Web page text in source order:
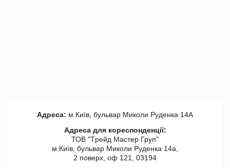
Адреса: м.Київ, бульвар Миколи Руденка 14А
Адреса для кореспонденції:
ТОВ "Tрейд Мастер Груп"
м.Київ, бульвар Миколи Руденка 14а,
2 поверх, оф 121, 03194